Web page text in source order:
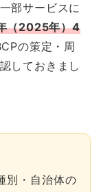
部サービスに
（2025年）4
の策定・周
しておきまし
別・自治体の